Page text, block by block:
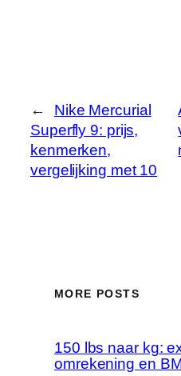
←
Nike Mercurial
Superfly 9: prijs,
kenmerken,
vergelijking met 10
MORE POSTS
150 lbs naar kg:
omrekening en